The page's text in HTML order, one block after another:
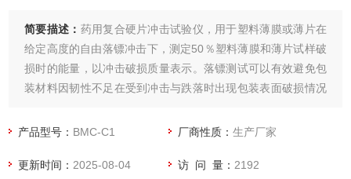
简要描述： 药用复合硬片冲击试验仪，用于塑料薄膜或薄片在
给定高度的自由落镖冲击下，测定50％塑料薄膜和薄片试样破
损时的能量，以冲击破损质量表示。落镖测试可以有效避免包
装材料因韧性不足在受到冲击与跌落时出现包装表面破损情况
产品型号： BMC-C1 厂商性质：生产厂家
更新时间： 2025-08-04 访 问 量： 2192